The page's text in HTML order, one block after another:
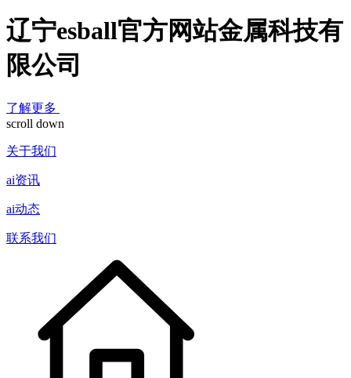
辽宁esball官方网站金属科技有
限公司
了解更多
scroll down
关于我们
ai资讯
ai动态
联系我们